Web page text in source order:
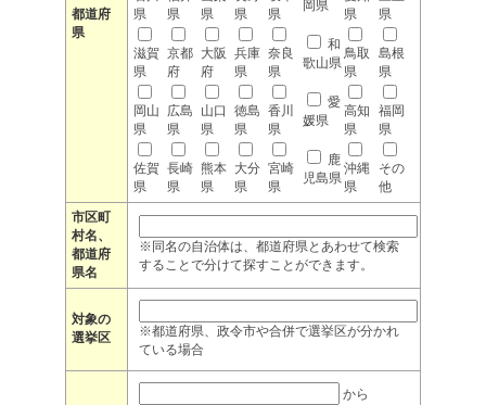
都道府
県
県
県
県
県
県
岡県
県
県
滋賀
県
京都
府
大阪
府
兵庫
県
奈良
県
和
歌山県
鳥取
県
島根
県
岡山
県
広島
県
山口
県
徳島
県
香川
県
愛
媛県
高知
県
福岡
県
佐賀
県
長崎
県
熊本
県
大分
県
宮崎
県
鹿
児島県
沖縄
県
その
他
市区町
村名、
都道府
県名
※同名の自治体は、都道府県とあわせて検索
することで分けて探すことができます。
対象の
選挙区
※都道府県、政令市や合併で選挙区が分かれ
ている場合
から